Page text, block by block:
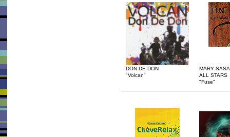
DON DE DON
"Volcan"
MARY
ALL STARS
"Fuse"